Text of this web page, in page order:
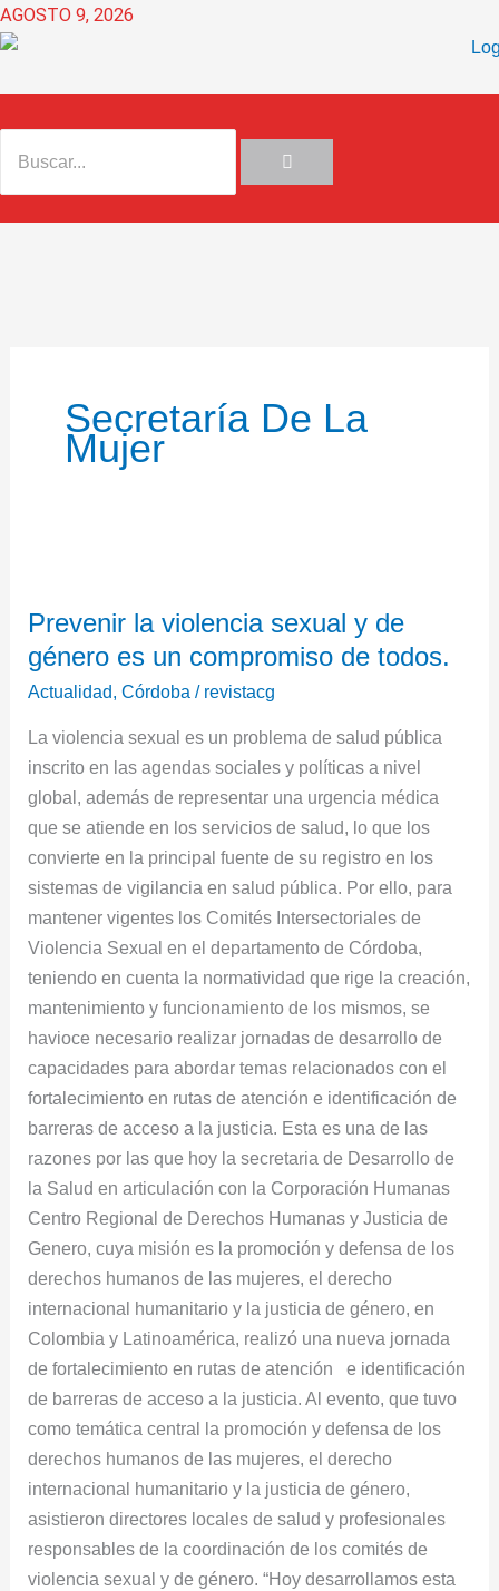
Ir
al
AGOSTO 9, 2026
Secretaría De La
Mujer
Prevenir la violencia sexual y de
género es un compromiso de todos.
Actualidad,Córdoba / revistacg
La violencia sexual es un problema de salud pública
inscrito en las agendas sociales y políticas a nivel
global, además de representar una urgencia médica
que se atiende en los servicios de salud, lo que los
convierte en la principal fuente de su registro en los
sistemas de vigilancia en salud pública. Por ello, para
mantener vigentes los Comités Intersectoriales de
Violencia Sexual en el departamento de Córdoba,
teniendo en cuenta la normatividad que rige la creación,
mantenimiento y funcionamiento de los mismos, se
havioce necesario realizar jornadas de desarrollo de
capacidades para abordar temas relacionados con el
fortalecimiento en rutas de atención e identificación de
barreras de acceso a la justicia. Esta es una de las
razones por las que hoy la secretaria de Desarrollo de
la Salud en articulación con la Corporación Humanas
Centro Regional de Derechos Humanas y Justicia de
Genero, cuya misión es la promoción y defensa de los
derechos humanos de las mujeres, el derecho
internacional humanitario y la justicia de género, en
Colombia y Latinoamérica, realizó una nueva jornada
de fortalecimiento en rutas de atención e identificación
de barreras de acceso a la justicia. Al evento, que tuvo
como temática central la promoción y defensa de los
derechos humanos de las mujeres, el derecho
internacional humanitario y la justicia de género,
asistieron directores locales de salud y profesionales
responsables de la coordinación de los comités de
violencia sexual y de género. “Hoy desarrollamos esta
violencia
sexual
y
género
es
un
compromiso
de
todos.